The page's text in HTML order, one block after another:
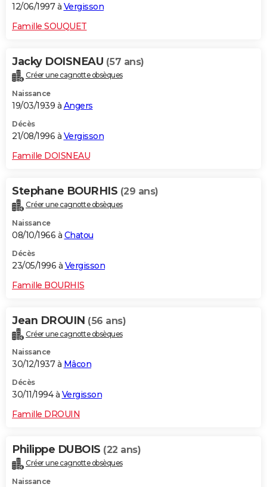
12/06/1997 à Vergisson
Famille SOUQUET
Jacky DOISNEAU (57 ans)
Créer une cagnotte obsèques
Naissance
19/03/1939 à Angers
Décès
21/08/1996 à Vergisson
Famille DOISNEAU
Stephane BOURHIS (29 ans)
Créer une cagnotte obsèques
Naissance
08/10/1966 à Chatou
Décès
23/05/1996 à Vergisson
Famille BOURHIS
Jean DROUIN (56 ans)
Créer une cagnotte obsèques
Naissance
30/12/1937 à Mâcon
Décès
30/11/1994 à Vergisson
Famille DROUIN
Philippe DUBOIS (22 ans)
Créer une cagnotte obsèques
Naissance